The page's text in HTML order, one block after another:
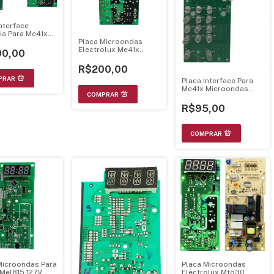
Para Me41x
Placa Microondas
Electrolux Me41x
R$200,00
Placa Interface Para
Me41x Microondas
R$95,00
Para
127V
Placa Microondas
Electrolux Mto30